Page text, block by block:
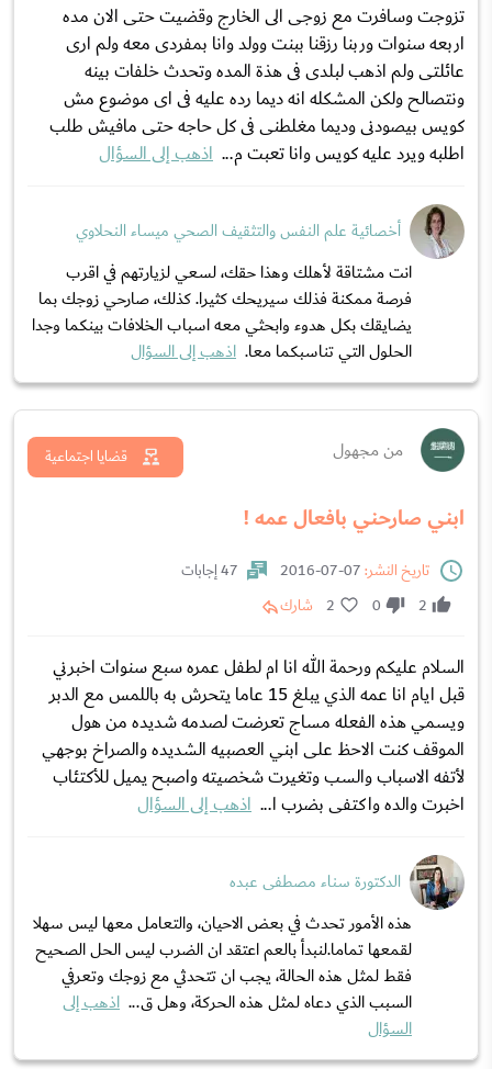
تزوجت وسافرت مع زوجى الى الخارج وقضيت حتى الان مده
اربعه سنوات وربنا رزقنا ببنت وولد وانا بمفردى معه ولم ارى
عائلتى ولم اذهب لبلدى فى هذة المده وتحدث خلفات بينه
ونتصالح ولكن المشكله انه ديما رده عليه فى اى موضوع مش
كويس بيصودنى وديما مغلطنى فى كل حاجه حتى مافيش طلب
اطلبه ويرد عليه كويس وانا تعبت م... اذهب إلى السؤال
أخصائية علم النفس والتثقيف الصحي ميساء النحلاوي
انت مشتاقة لأهلك وهذا حقك، لسعي لزيارتهم في اقرب
فرصة ممكنة فذلك سيريحك كثيرا. كذلك، صارحي زوجك بما
يضايقك بكل هدوء وابحثي معه اسباب الخلافات بينكما وجدا
الحلول التي تناسبكما معا. اذهب إلى السؤال
من مجهول
ابني صارحني بافعال عمه !
قضايا اجتماعية
تاريخ النشر:
47 إجابات
2
0
2 شارك
السلام عليكم ورحمة الله انا ام لطفل عمره سبع سنوات اخبرني
قبل ايام انا عمه الذي يبلغ 15 عاما يتحرش به باللمس مع الدبر
ويسمي هذه الفعله مساج تعرضت لصدمه شديده من هول
الموقف كنت الاحظ على ابني العصبيه الشديده والصراخ بوجهي
لأتفه الاسباب والسب وتغيرت شخصيته واصبح يميل للأكتئاب
اخبرت والده واكتفى بضرب ا... اذهب إلى السؤال
الدكتورة سناء مصطفى عبده
هذه الأمور تحدث في بعض الاحيان، والتعامل معها ليس سهلا
لقمعها تماما.لنبدأ بالعم اعتقد ان الضرب ليس الحل الصحيح
فقط لمثل هذه الحالة، يجب ان تتحدثي مع زوجك وتعرفي
السبب الذي دعاه لمثل هذه الحركة، وهل ق... اذهب إلى
السؤال